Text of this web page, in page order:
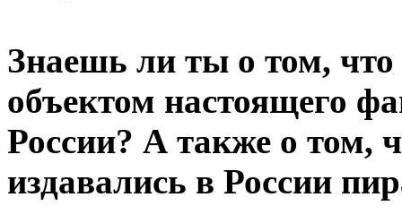
Знаешь ли ты о том, что
объектом настоящего
России? А также о том,
издавались в России